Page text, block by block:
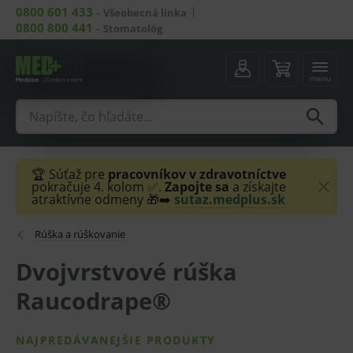
0800 601 433 – Všeobecná linka
0800 800 441 – Stomatológ
menu
🏆 Súťaž pre pracovníkov v zdravotníctve
pokračuje 4. kolom ✅. Zapojte sa a získajte
atraktívne odmeny 🎁➡️ sutaz.medplus.sk
Rúška a rúškovanie
Dvojvrstvové rúška
Raucodrape®